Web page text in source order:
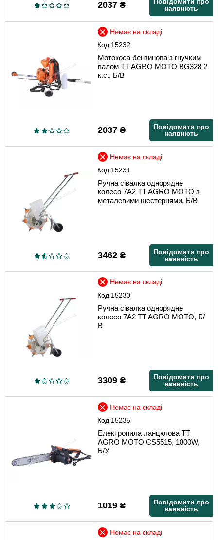
2037₴
наявність
Код 15232
Немає на складі
Мотокоса бензинова з гнучким
валом TT AGRO MOTO BG328 2
к.с., Б/В
2037₴
Повідомити про
наявність
Код 15231
Немає на складі
Ручна сівалка однорядне
колесо 7A2 TT AGRO MOTO з
металевими шестернями, Б/В
3462₴
Повідомити про
наявність
Код 15230
Немає на складі
Ручна сівалка однорядне
колесо 7A2 TT AGRO MOTO, Б/
В
3309₴
Повідомити про
наявність
Код 15235
Немає на складі
Електропила ланцюгова TT
AGRO MOTO CS5515, 1800W,
Б/У
1019₴
Повідомити про
наявність
Немає на складі